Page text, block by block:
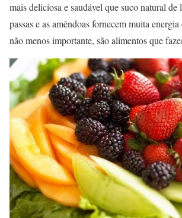
mais deliciosa e saudável que suco natural de
passas e as amêndoas fornecem muita
não menos importante, são alimentos que